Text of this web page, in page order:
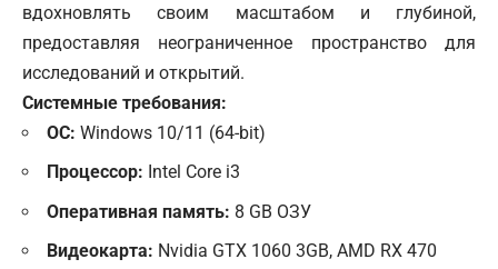
вдохновлять своим масштабом и глубиной,
предоставляя неограниченное пространство для
исследований и открытий.
Системные требования:
ОС: Windows 10/11 (64-bit)
Процессор: Intel Core i3
Оперативная память: 8 GB ОЗУ
Видеокарта: Nvidia GTX 1060 3GB, AMD RX 470